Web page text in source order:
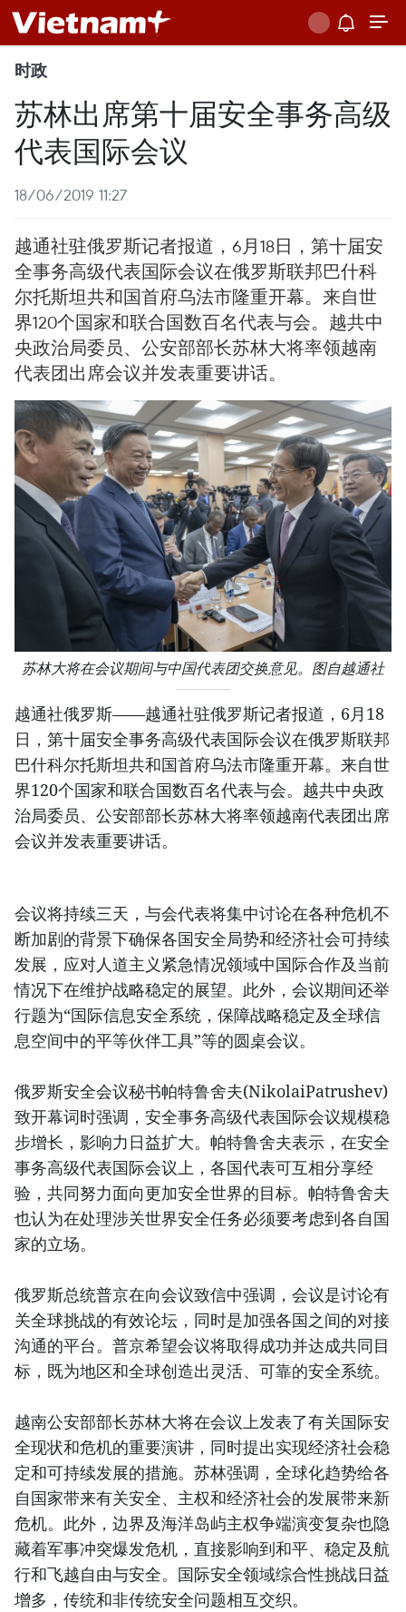
时政
苏林出席第十届安全事务高级
代表国际会议
18/06/2019 11:27
越通社驻俄罗斯记者报道，6月18日，第十届安
全事务高级代表国际会议在俄罗斯联邦巴什科
尔托斯坦共和国首府乌法市隆重开幕。来自世
界120个国家和联合国数百名代表与会。越共中
央政治局委员、公安部部长苏林大将率领越南
代表团出席会议并发表重要讲话。
苏林大将在会议期间与中国代表团交换意见。图自越通社
越通社俄罗斯——越通社驻俄罗斯记者报道，6月18
日，第十届安全事务高级代表国际会议在俄罗斯联邦
巴什科尔托斯坦共和国首府乌法市隆重开幕。来自世
界120个国家和联合国数百名代表与会。越共中央政
治局委员、公安部部长苏林大将率领越南代表团出席
会议并发表重要讲话。
会议将持续三天，与会代表将集中讨论在各种危机不
断加剧的背景下确保各国安全局势和经济社会可持续
发展，应对人道主义紧急情况领域中国际合作及当前
情况下在维护战略稳定的展望。此外，会议期间还举
行题为“国际信息安全系统，保障战略稳定及全球信
息空间中的平等伙伴工具”等的圆桌会议。
俄罗斯安全会议秘书帕特鲁舍夫(NikolaiPatrushev)
致开幕词时强调，安全事务高级代表国际会议规模稳
步增长，影响力日益扩大。帕特鲁舍夫表示，在安全
事务高级代表国际会议上，各国代表可互相分享经
验，共同努力面向更加安全世界的目标。帕特鲁舍夫
也认为在处理涉关世界安全任务必须要考虑到各自国
家的立场。
俄罗斯总统普京在向会议致信中强调，会议是讨论有
关全球挑战的有效论坛，同时是加强各国之间的对接
沟通的平台。普京希望会议将取得成功并达成共同目
标，既为地区和全球创造出灵活、可靠的安全系统。
越南公安部部长苏林大将在会议上发表了有关国际安
全现状和危机的重要演讲，同时提出实现经济社会稳
定和可持续发展的措施。苏林强调，全球化趋势给各
自国家带来有关安全、主权和经济社会的发展带来新
危机。此外，边界及海洋岛屿主权争端演变复杂也隐
藏着军事冲突爆发危机，直接影响到和平、稳定及航
行和飞越自由与安全。国际安全领域综合性挑战日益
增多，传统和非传统安全问题相互交织。